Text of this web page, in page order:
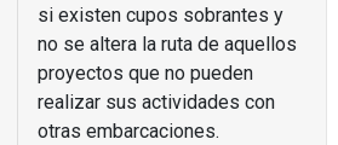
si existen cupos sobrantes y
no se altera la ruta de aquellos
proyectos que no pueden
realizar sus actividades con
otras embarcaciones.